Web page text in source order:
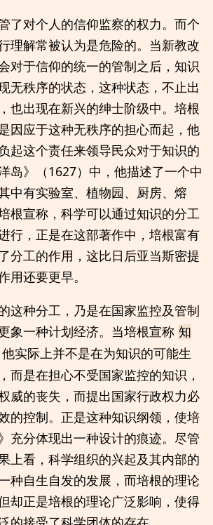
了对个人的信仰监察的权力。而个
理解常被认为是危险的。当新教改
对于信仰的统一的管制之后，知识
无秩序的状态，这种状态，不止出
也出现在新兴的绅士阶级中。培根
因应于这种无秩序的担心而起，他
起这个责任来领导民众对于知识的
岛》（1627）中，他描述了一个中
中有实验室、植物园、厨房、熔
根宣称，科学可以通过知识的分工
行，正是在这部著作中，培根富有
分工的作用，这比日后亚当斯密提
用还要更早。
这种分工，乃是在国家监控及管制
象一种计划经济。当培根宣称 知
实际上并不是在为知识的可能生
而是在担心不受国家监控的知识，
威的丧失，而提出国家行政权力必
的控制。正是这种知识纲领，使培
充分体现出一种设计的痕迹。尽管
上看，科学组织的兴起及其内部的
种自生自发的发展，而培根的理论
却正是培根的理论广泛影响，使得